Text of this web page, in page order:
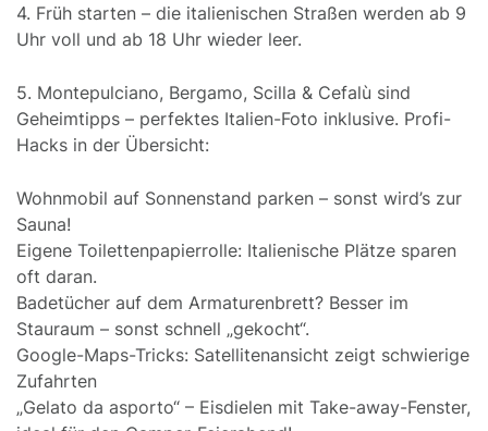
4. Früh starten – die italienischen Straßen werden ab 9
Uhr voll und ab 18 Uhr wieder leer.
5. Montepulciano, Bergamo, Scilla & Cefalù sind
Geheimtipps – perfektes Italien-Foto inklusive. Profi-
Hacks in der Übersicht:
Wohnmobil auf Sonnenstand parken – sonst wird’s zur
Sauna!
Eigene Toilettenpapierrolle: Italienische Plätze sparen
oft daran.
Badetücher auf dem Armaturenbrett? Besser im
Stauraum – sonst schnell „gekocht“.
Google-Maps-Tricks: Satellitenansicht zeigt schwierige
Zufahrten
„Gelato da asporto“ – Eisdielen mit Take-away-Fenster,